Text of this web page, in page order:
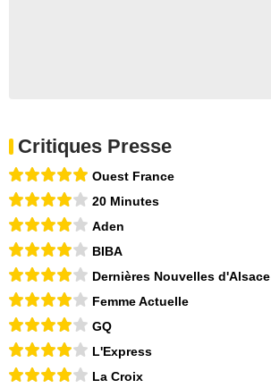
Critiques Presse
Ouest France
20 Minutes
Aden
BIBA
Dernières Nouvelles d'Alsace
Femme Actuelle
GQ
L'Express
La Croix